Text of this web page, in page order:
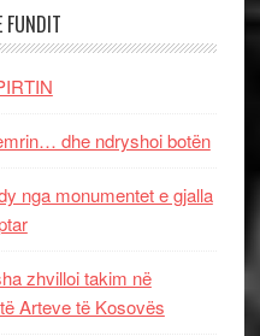
FUNDIT
dhe ndryshoi botën
nga monumentet e gjalla
zhvilloi takim në
Arteve të Kosovës